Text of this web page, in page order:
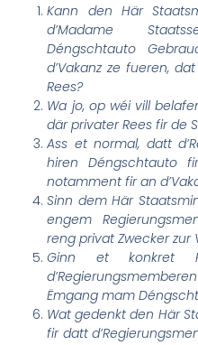
Kann den Här
d’Madame
Déngschtauto
d’Vakanz ze fueren,
Rees?
Wa jo, op wéi vill
där privater Rees fir de
Ass et normal, datt
hiren Déngschtauto
notamment fir an
Sinn dem Här
engem
reng privat Zwecker
Ginn et konkret
Ëmgang mam
Wat gedenkt den Här
fir datt